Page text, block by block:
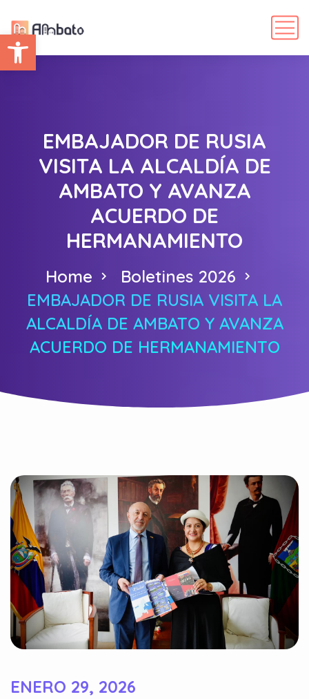
Abrir barra de herramientas
EMBAJADOR DE RUSIA
VISITA LA ALCALDÍA DE
AMBATO Y AVANZA
ACUERDO DE
HERMANAMIENTO
Home
Boletines 2026
EMBAJADOR DE RUSIA VISITA LA
ALCALDÍA DE AMBATO Y AVANZA
ACUERDO DE HERMANAMIENTO
ENERO 29, 2026